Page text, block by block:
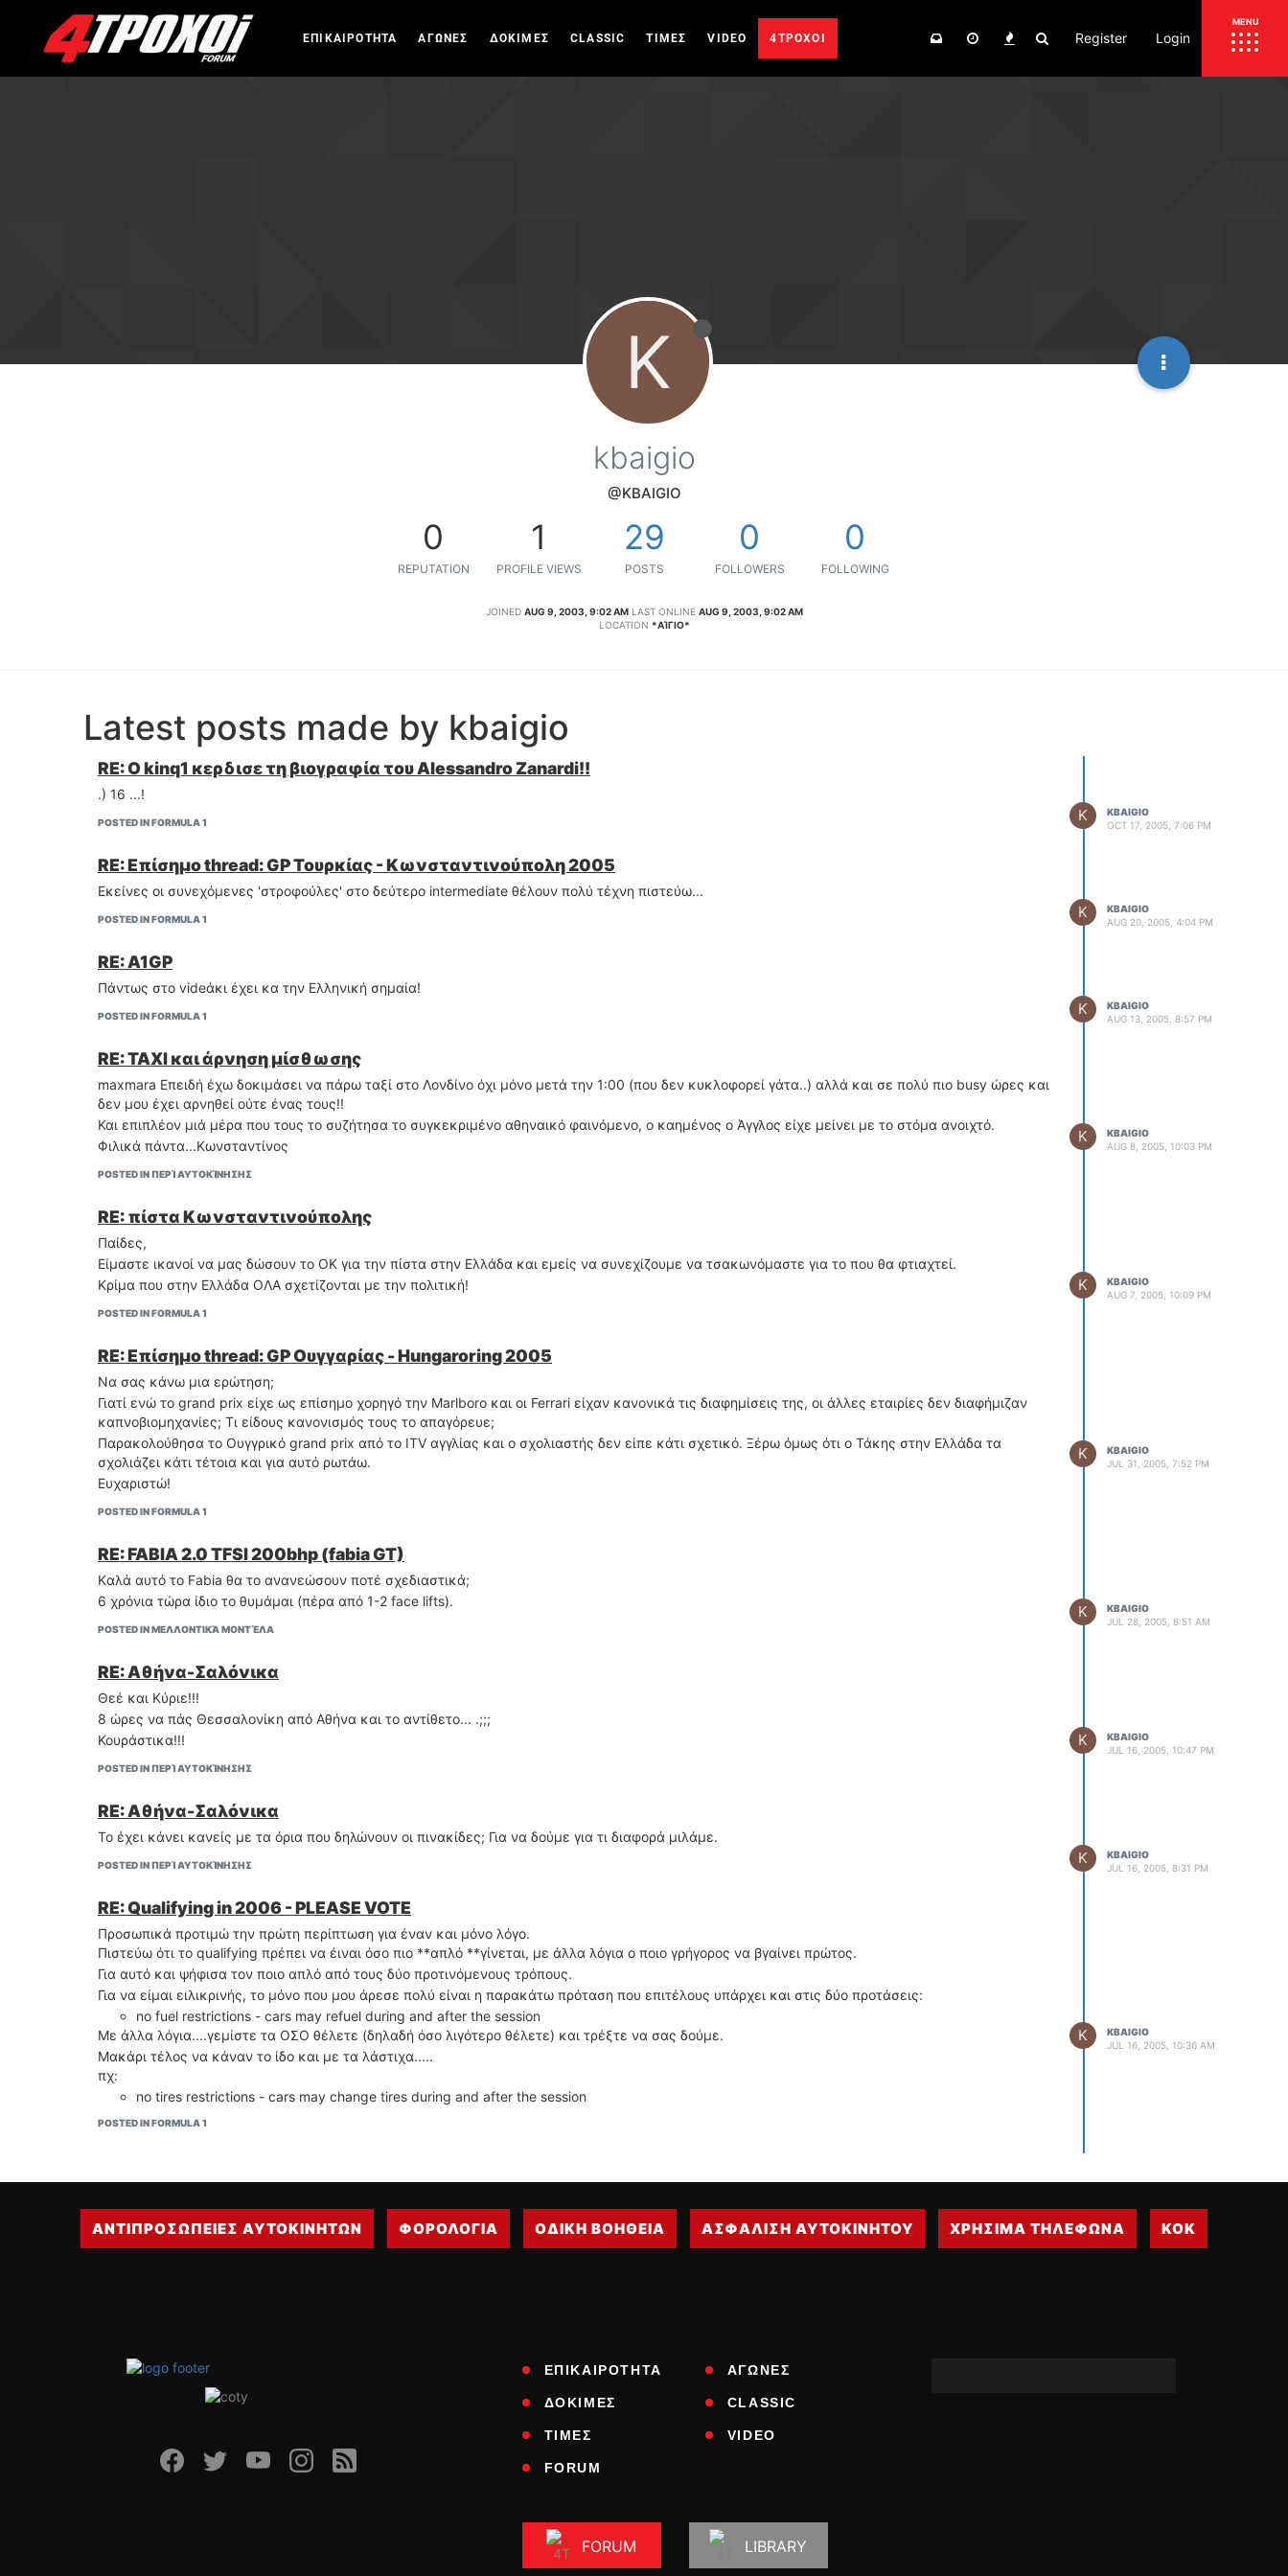
ΕΠΙΚΑΙΡΟΤΗΤΑ ΑΓΩΝΕΣ ΔΟΚΙΜΕΣ CLASSIC ΤΙΜΕΣ VIDEO 4ΤΡΟΧΟΙ Register Login
K
kbaigio
@KBAIGIO
0
REPUTATION
1
PROFILE VIEWS
29
POSTS
0
FOLLOWERS
0
FOLLOWING
JOINED AUG 9, 2003, 9:02 AM LAST ONLINE AUG 9, 2003, 9:02 AM
LOCATION *ΑΊΓΙΟ*
Latest posts made by kbaigio
RE: Ο kinq1 κερδισε τη βιογραφία του Alessandro Zanardi!!
.) 16 ...!
POSTED IN FORMULA 1 K
KBAIGIO
OCT 17, 2005, 7:06 PM
RE: Επίσημο thread: GP Τουρκίας - Κωνσταντινούπολη 2005
Εκείνες οι συνεχόμενες 'στροφούλες' στο δεύτερο intermediate θέλουν πολύ τέχνη πιστεύω...
POSTED IN FORMULA 1 K
KBAIGIO
AUG 20, 2005, 4:04 PM
RE: A1GP
Πάντως στο videάκι έχει κα την Ελληνική σημαία!
POSTED IN FORMULA 1 K
KBAIGIO
AUG 13, 2005, 8:57 PM
RE: ΤΑΧΙ και άρνηση μίσθωσης
maxmara Eπειδή έχω δοκιμάσει να πάρω ταξί στο Λονδίνο όχι μόνο μετά την 1:00 (που δεν κυκλοφορεί γάτα..) αλλά και σε πολύ πιο busy ώρες και
δεν μου έχει αρνηθεί ούτε ένας τους!!
Και επιπλέον μιά μέρα που τους το συζήτησα το συγκεκριμένο αθηναικό φαινόμενο, ο καημένος ο Άγγλος είχε μείνει με το στόμα ανοιχτό.
Φιλικά πάντα...Κωνσταντίνος
POSTED IN ΠΕΡΊ ΑΥΤΟΚΊΝΗΣΗΣ
K
KBAIGIO
AUG 8, 2005, 10:03 PM
RE: πίστα Κωνσταντινούπολης
Παίδες,
Είμαστε ικανοί να μας δώσουν το ΟΚ για την πίστα στην Ελλάδα και εμείς να συνεχίζουμε να τσακωνόμαστε για το που θα φτιαχτεί.
Κρίμα που στην Ελλάδα ΟΛΑ σχετίζονται με την πολιτική!
POSTED IN FORMULA 1
K
KBAIGIO
AUG 7, 2005, 10:09 PM
RE: Επίσημο thread: GP Ουγγαρίας - Hungaroring 2005
Να σας κάνω μια ερώτηση;
Γιατί ενώ το grand prix είχε ως επίσημο χορηγό την Marlboro και οι Ferrari είχαν κανονικά τις διαφημίσεις της, οι άλλες εταιρίες δεν διαφήμιζαν
καπνοβιομηχανίες; Τι είδους κανονισμός τους το απαγόρευε;
Παρακολούθησα το Ουγγρικό grand prix από το ΙΤV αγγλίας και ο σχολιαστής δεν είπε κάτι σχετικό. Ξέρω όμως ότι ο Τάκης στην Ελλάδα τα
σχολιάζει κάτι τέτοια και για αυτό ρωτάω.
Ευχαριστώ!
POSTED IN FORMULA 1
K
KBAIGIO
JUL 31, 2005, 7:52 PM
RE: FABIA 2.0 TFSI 200bhp (fabia GT)
Kαλά αυτό το Fabia θα το ανανεώσουν ποτέ σχεδιαστικά;
6 χρόνια τώρα ίδιο το θυμάμαι (πέρα από 1-2 face lifts).
POSTED IN ΜΕΛΛΟΝΤΙΚΆ ΜΟΝΤΈΛΑ
K
KBAIGIO
JUL 28, 2005, 8:51 AM
RE: Αθήνα-Σαλόνικα
Θεέ και Κύριε!!!
8 ώρες να πάς Θεσσαλονίκη από Αθήνα και το αντίθετο... .;;;
Κουράστικα!!!
POSTED IN ΠΕΡΊ ΑΥΤΟΚΊΝΗΣΗΣ
K
KBAIGIO
JUL 16, 2005, 10:47 PM
RE: Αθήνα-Σαλόνικα
Το έχει κάνει κανείς με τα όρια που δηλώνουν οι πινακίδες; Για να δούμε για τι διαφορά μιλάμε.
POSTED IN ΠΕΡΊ ΑΥΤΟΚΊΝΗΣΗΣ K
KBAIGIO
JUL 16, 2005, 8:31 PM
RE: Qualifying in 2006 - PLEASE VOTE
Προσωπικά προτιμώ την πρώτη περίπτωση για έναν και μόνο λόγο.
Πιστεύω ότι το qualifying πρέπει να έιναι όσο πιο **απλό **γίνεται, με άλλα λόγια ο ποιο γρήγορος να βγαίνει πρώτος.
Για αυτό και ψήφισα τον ποιο απλό από τους δύο προτινόμενους τρόπους.
Για να είμαι ειλικρινής, το μόνο που μου άρεσε πολύ είναι η παρακάτω πρόταση που επιτέλους υπάρχει και στις δύο προτάσεις:
no fuel restrictions - cars may refuel during and after the session
Με άλλα λόγια....γεμίστε τα ΟΣΟ θέλετε (δηλαδή όσο λιγότερο θέλετε) και τρέξτε να σας δούμε.
Μακάρι τέλος να κάναν το ίδο και με τα λάστιχα.....
πχ:
no tires restrictions - cars may change tires during and after the session
POSTED IN FORMULA 1
K
KBAIGIO
JUL 16, 2005, 10:36 AM
ΠΡΟΣΩΠΙΚΟΤΗΤΕΣ
ΑΓΩΝΕΣ/ΔΙΟΡΓΑΝΩΣΕΙΣ
ΑΝΤΙΠΡΟΣΩΠΕΙΕΣ ΑΥΤΟΚΙΝΗΤΩΝ ΦΟΡΟΛΟΓΙΑ ΟΔΙΚΗ ΒΟΗΘΕΙΑ ΑΣΦΑΛΙΣΗ ΑΥΤΟΚΙΝΗΤΟΥ ΧΡΗΣΙΜΑ ΤΗΛΕΦΩΝΑ ΚΟΚ
ΕΠΙΚΑΙΡΟΤΗΤΑ ΑΓΩΝΕΣ
ΔΟΚΙΜΕΣ CLASSIC
ΤΙΜΕΣ VIDEO
FORUM
FORUM LIBRARY